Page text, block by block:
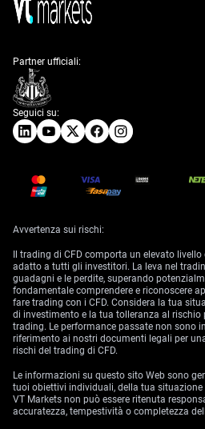
Seguici su:
Partner ufficiali:
Avvertenza sui rischi:
Il trading di CFD comporta un elevato
adatto a tutti gli investitori. La leva nel
guadagni e le perdite, superando
fondamentale comprendere e riconoscere
fare trading con i CFD. Considera la tua
di investimento e la tua tolleranza al rischio
trading. Le performance passate non sono
riferimento ai nostri documenti legali per
rischi del trading di CFD.
Le informazioni su questo sito Web sono
tuoi obiettivi individuali, della tua situazione
VT Markets non può essere ritenuta
accuratezza, tempestività o completezza